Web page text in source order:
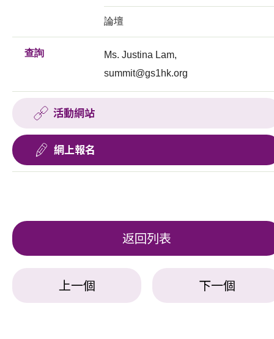
論壇
查詢
Ms. Justina Lam,
summit@gs1hk.org
活動網站
網上報名
返回列表
上一個 下一個